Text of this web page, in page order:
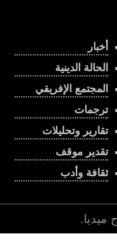
أخبار
الحالة الدينية
المجتمع الإفريقي
ترجمات
تقارير وتحليلات
تقدير موقف
ثقافة وأدب
ميديا.